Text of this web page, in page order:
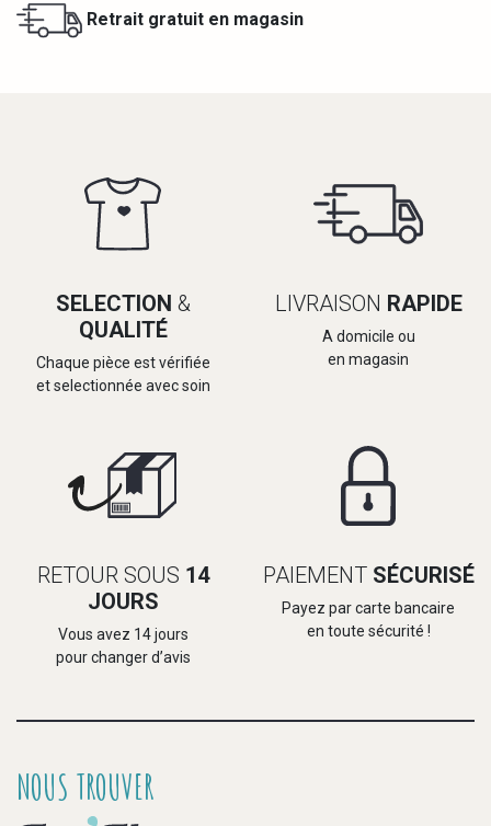
Retrait gratuit en magasin
SELECTION &
QUALITÉ
Chaque pièce est vérifiée
et selectionnée avec soin
LIVRAISON RAPIDE
A domicile ou
en magasin
RETOUR SOUS 14
JOURS
Vous avez 14 jours
pour changer d’avis
PAIEMENT SÉCURISÉ
Payez par carte bancaire
en toute sécurité !
NOUS TROUVER